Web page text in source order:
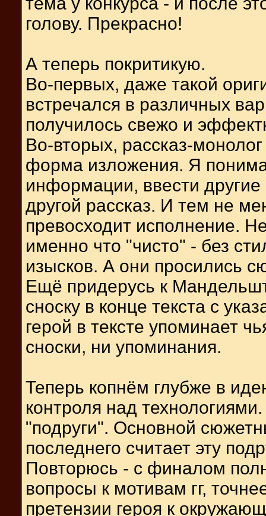
голову. Прекрасно!
А теперь покритикую.
Во-первых, даже такой
встречался в различных
получилось свежо и
Во-вторых, рассказ-
форма изложения. Я
информации, ввести
другой рассказ. И тем не
превосходит исполнение.
именно что "чисто" - без
изысков. А они просились
Ещё придерусь к
сноску в конце текста с
герой в тексте упоминает
сноски, ни упоминания.
Теперь копнём глубже в
контроля над
"подруги". Основной
последнего считает эту
Повторюсь - с финалом
вопросы к мотивам гг,
претензии героя к